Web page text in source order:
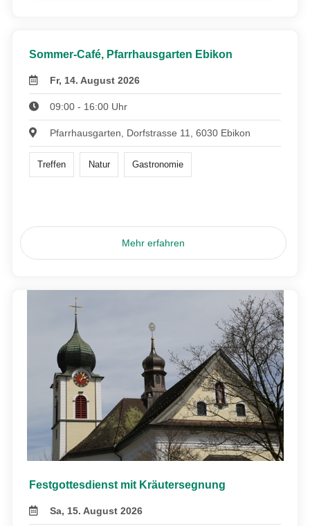
Sommer-Café, Pfarrhausgarten Ebikon
Fr, 14. August 2026
09:00 - 16:00 Uhr
Pfarrhausgarten, Dorfstrasse 11, 6030 Ebikon
Treffen Natur Gastronomie
Mehr erfahren
Festgottesdienst mit Kräutersegnung
Sa, 15. August 2026